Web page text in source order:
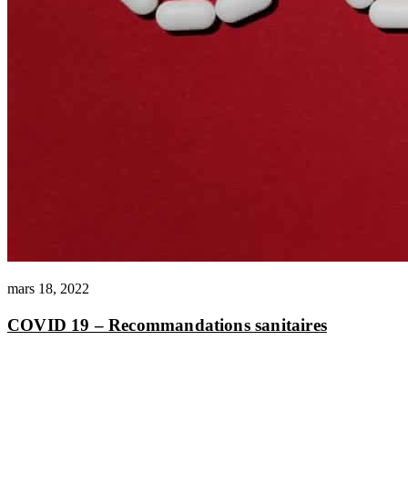
mars 18, 2022
COVID 19 – Recommandations sanitaires